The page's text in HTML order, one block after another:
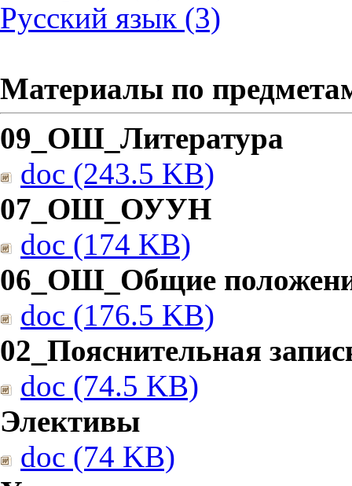
Русский язык (3)
Материалы по
09_ОШ_Литература
doc (243.5 KB)
07_ОШ_ОУУН
doc (174 KB)
06_ОШ_Общие
doc (176.5 KB)
02_Пояснительная
doc (74.5 KB)
Элективы
doc (74 KB)